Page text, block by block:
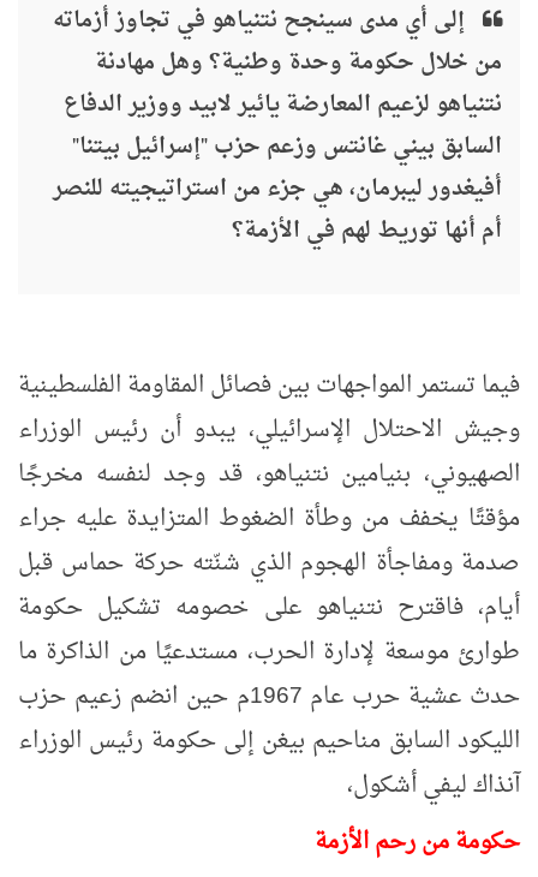
إلى أي مدى سينجح نتنياهو في تجاوز أزماته
من خلال حكومة وحدة وطنية؟ وهل مهادنة
نتنياهو لزعيم المعارضة يائير لابيد ووزير الدفاع
السابق بيني غانتس وزعم حزب "إسرائيل بيتنا"
أفيغدور ليبرمان، هي جزء من استراتيجيته للنصر
أم أنها توريط لهم في الأزمة؟
فيما تستمر المواجهات بين فصائل المقاومة الفلسطينية
وجيش الاحتلال الإسرائيلي، يبدو أن رئيس الوزراء
الصهيوني، بنيامين نتنياهو، قد وجد لنفسه مخرجًا
مؤقتًا يخفف من وطأة الضغوط المتزايدة عليه جراء
صدمة ومفاجأة الهجوم الذي شنّته حركة حماس قبل
أيام، فاقترح نتنياهو على خصومه تشكيل حكومة
طوارئ موسعة لإدارة الحرب، مستدعيًا من الذاكرة ما
حدث
عشية حرب عام 1967م حين انضم زعيم حزب
الليكود السابق مناحيم بيغن إلى حكومة رئيس الوزراء
آنذاك ليفي أشكول،
حكومة من رحم الأزمة